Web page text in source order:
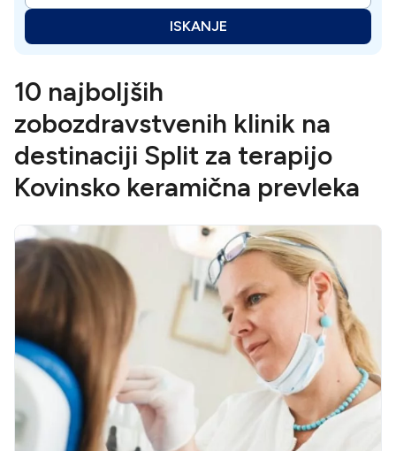
ISKANJE
10 najboljših
zobozdravstvenih klinik na
destinaciji Split za terapijo
Kovinsko keramična prevleka